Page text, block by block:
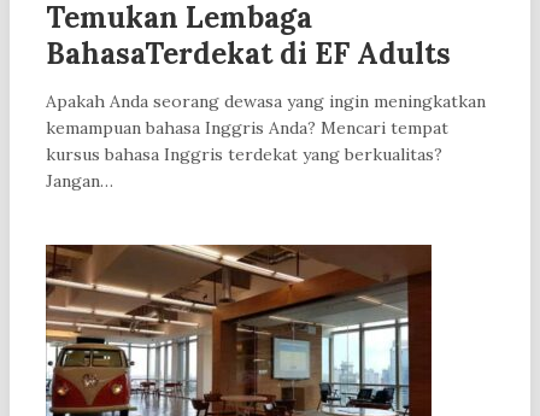
Temukan Lembaga
BahasaTerdekat di EF Adults
Apakah Anda seorang dewasa yang ingin meningkatkan
kemampuan bahasa Inggris Anda? Mencari tempat
kursus bahasa Inggris terdekat yang berkualitas?
Jangan…